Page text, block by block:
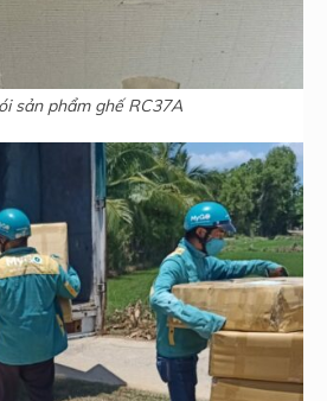
sản phẩm ghế RC37A